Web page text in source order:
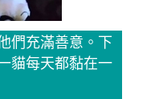
們充滿善意。下
貓每天都黏在一